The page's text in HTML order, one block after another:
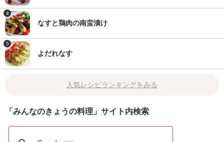
4
なすと鶏肉の南蛮漬け
5
よだれなす
人気レシピランキングをみる
「みんなのきょうの料理」サイト内検索